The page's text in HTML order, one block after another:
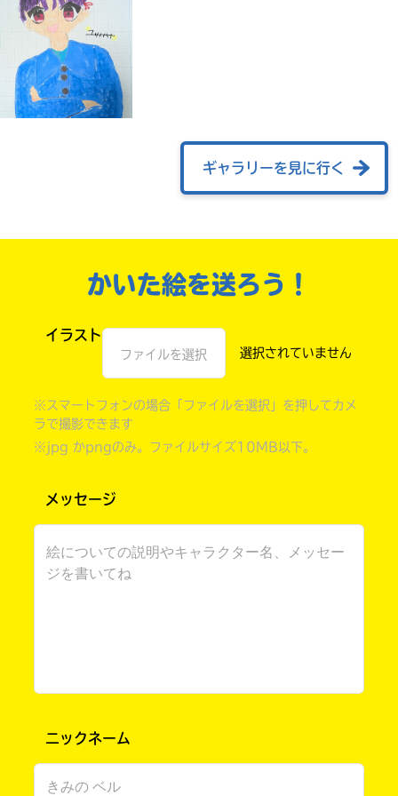
ギャラリー
ギャラリーを見に行く
かいた絵を送ろう！
イラスト
ファイルを選択
※スマートフォンの場合「ファイルを選択」を押してカメ
ラで撮影できます
※jpg かpngのみ。ファイルサイズ10MB以下。
メッセージ
ニックネーム